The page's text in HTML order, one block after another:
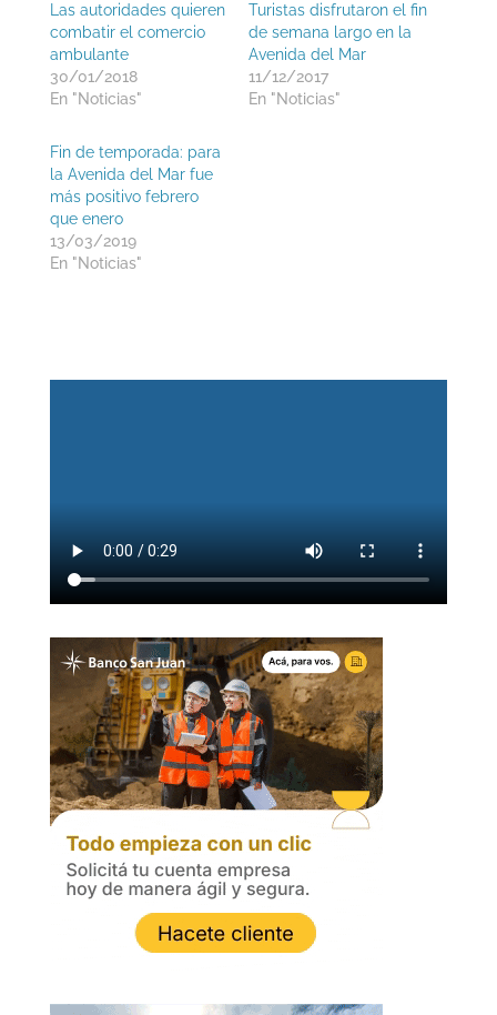
Las autoridades quieren
combatir el comercio
ambulante
30/01/2018
En "Noticias"
Turistas disfrutaron el fin
de semana largo en la
Avenida del Mar
11/12/2017
En "Noticias"
Fin de temporada: para
la Avenida del Mar fue
más positivo febrero
que enero
13/03/2019
En "Noticias"